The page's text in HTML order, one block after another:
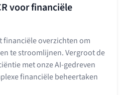
voor financiële
financiële overzichten om
te stroomlijnen. Vergroot de
met onze AI-gedreven
financiële beheertaken